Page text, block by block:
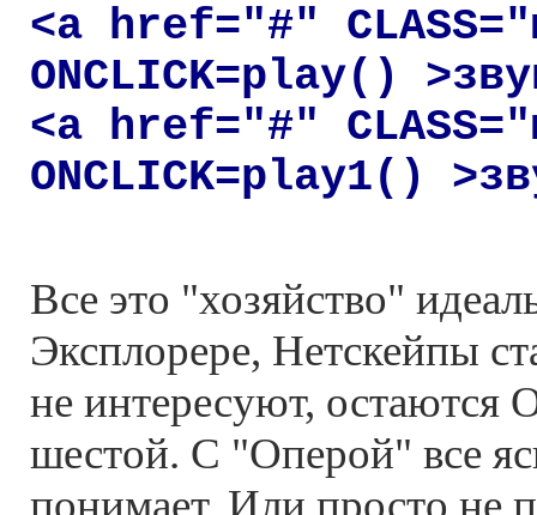
<a href="#"
ONCLICK=play()
<a href="#"
ONCLICK=play1()
Все это "хозяйство"
Эксплорере, Нетскейпы
не интересуют, остаются
шестой. С "Оперой" все
понимает. Или просто не